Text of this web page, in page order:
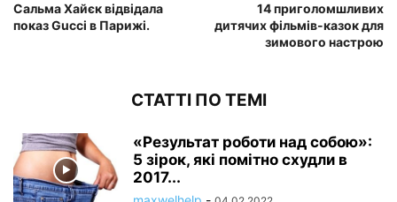
Сальма Хайєк відвідала
показ Gucci в Парижі.
14 приголомшливих
дитячих фільмів-казок для
зимового настрою
СТАТТІ ПО ТЕМІ
«Результат роботи над собою»:
5 зірок, які помітно схудли в
2017...